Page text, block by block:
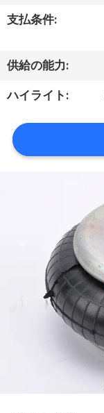
い
工
旅
支払条件:
供給の能力:
ハイライト: